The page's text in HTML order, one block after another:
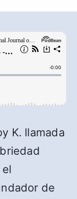
K. llamada
de